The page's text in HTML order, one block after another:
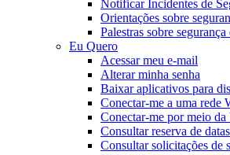
Notificar Incidentes de
Orientações sobre
Palestras sobre
Eu Quero
Acessar meu e-mail
Alterar minha senha
Baixar aplicativos para
Conectar-me a uma rede
Conectar-me por meio
Consultar reserva de
Consultar solicitações de